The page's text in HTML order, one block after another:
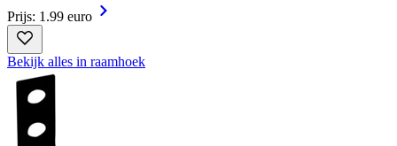
Prijs: 1.99 euro
Bekijk alles in raamhoek